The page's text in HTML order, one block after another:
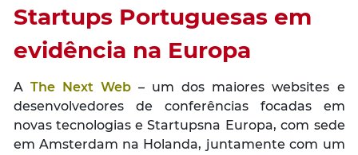
Startups Portuguesas em
evidência na Europa
A The Next Web– um dos maiores websites e
desenvolvedores de conferências focadas em
novas tecnologias e Startupsna Europa, com sede
em Amsterdam na Holanda, juntamente com um